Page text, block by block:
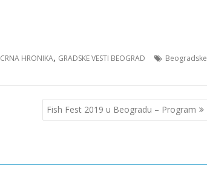
CRNA HRONIKA, GRADSKE VESTI BEOGRAD
Beogradske
Fish Fest 2019 u Beogradu – Program